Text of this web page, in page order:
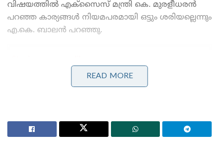
വിഷയത്തിൽ എക്സൈസ് മന്ത്രി കെ. മുരളീധരൻ
പറഞ്ഞ കാര്യങ്ങൾ നിയമപരമായി ഒട്ടും ശരിയല്ലെന്നും
എ.കെ. ബാലൻ പറഞ്ഞു.
പത്തനംതിട്ടയും കോട്ടയവും ഇടുക്കിയും റെഡ്
അലർട്ടിൽ!’: വരും മണിക്കൂറുകളിൽ പ്രളയസാധ്യത
READ MORE